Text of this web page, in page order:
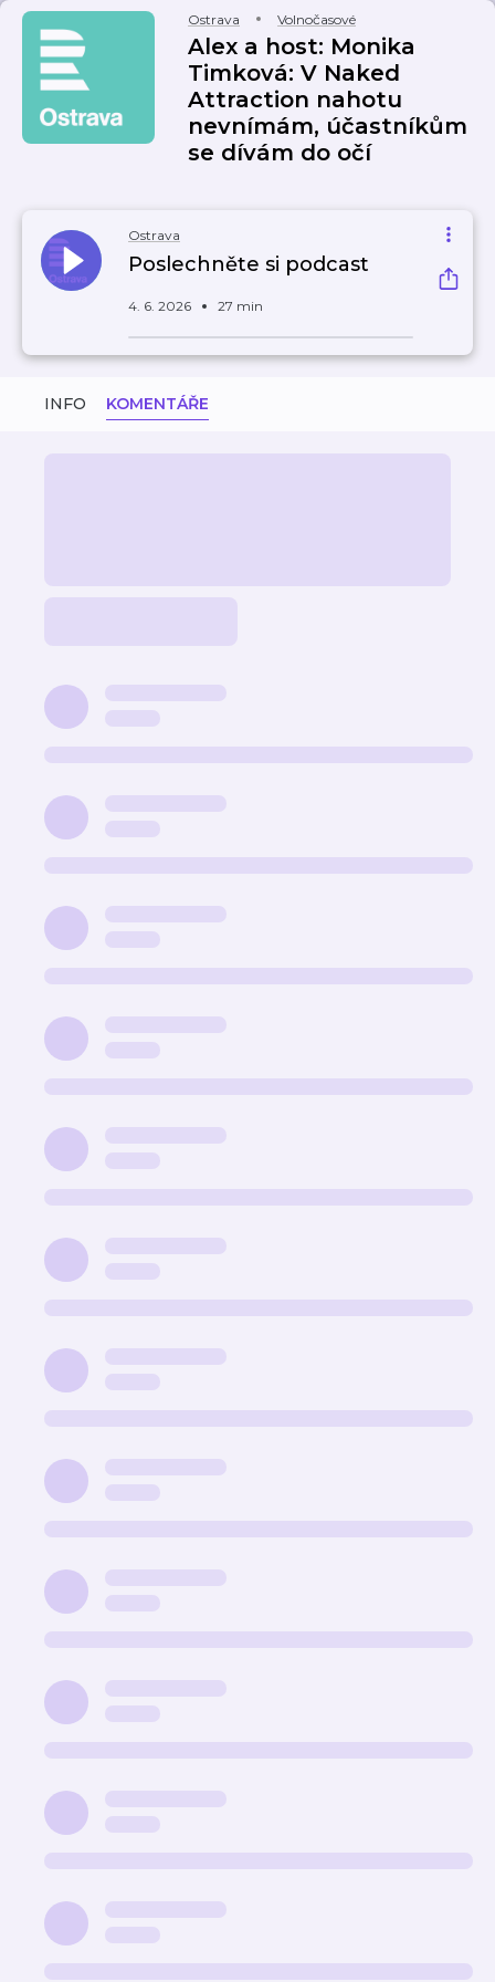
Ostrava Volnočasové
Alex a host: Monika
Timková: V Naked
Attraction nahotu
nevnímám, účastníkům
se dívám do očí
Ostrava
Poslechněte si podcast
4. 6. 2026 27 min
INFO KOMENTÁŘE